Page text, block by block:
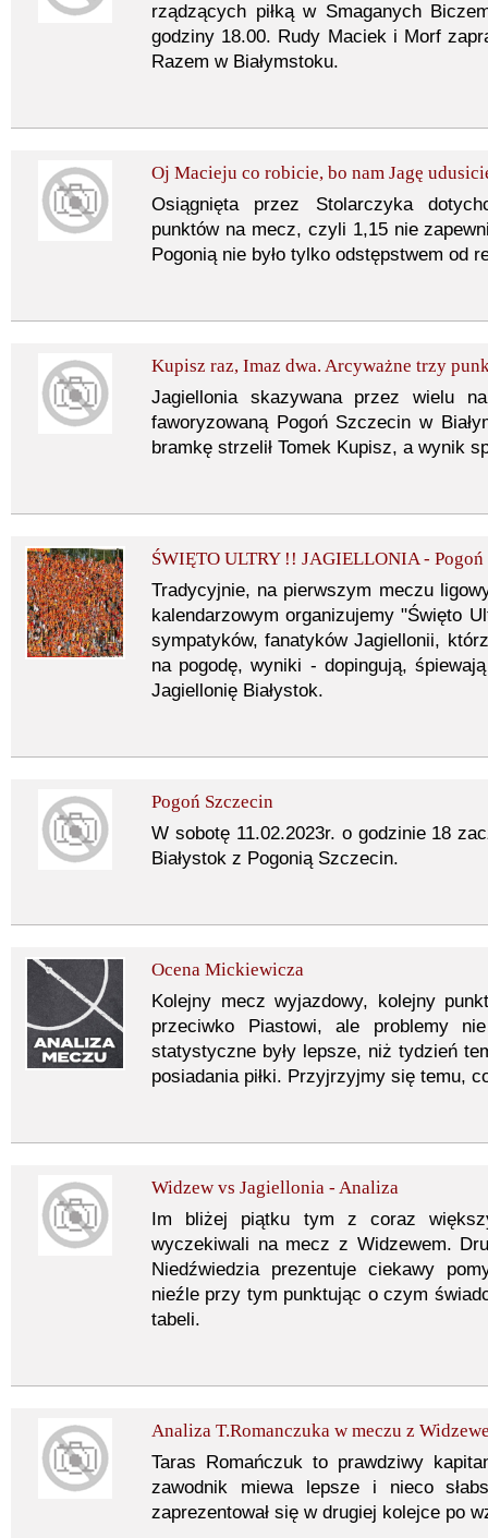
rządzących piłką w Smaganych
godziny 18.00. Rudy Maciek i Morf
Razem w Białymstoku.
Oj Macieju co robicie, bo nam Jagę
Osiągnięta przez Stolarczyka
punktów na mecz, czyli 1,15 nie
Pogonią nie było tylko odstępstwem od
Kupisz raz, Imaz dwa. Arcyważne trzy
Jagiellonia skazywana przez wielu
faworyzowaną Pogoń Szczecin w
bramkę strzelił Tomek Kupisz, a wynik
ŚWIĘTO ULTRY !! JAGIELLONIA -
Tradycyjnie, na pierwszym meczu
kalendarzowym organizujemy "Święto
sympatyków, fanatyków Jagiellonii,
na pogodę, wyniki - dopingują,
Jagiellonię Białystok.
Pogoń Szczecin
W sobotę 11.02.2023r. o godzinie 18
Białystok z Pogonią Szczecin.
Ocena Mickiewicza
Kolejny mecz wyjazdowy, kolejny
przeciwko Piastowi, ale problemy
statystyczne były lepsze, niż tydzień
posiadania piłki. Przyjrzyjmy się temu,
Widzew vs Jagiellonia - Analiza
Im bliżej piątku tym z coraz
wyczekiwali na mecz z Widzewem.
Niedźwiedzia prezentuje ciekawy
nieźle przy tym punktując o czym
tabeli.
Analiza T.Romanczuka w meczu z
Taras Romańczuk to prawdziwy
zawodnik miewa lepsze i nieco
zaprezentował się w drugiej kolejce po